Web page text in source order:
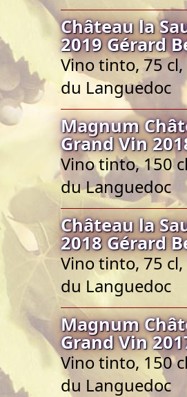
Château la
2019 Gérard
Vino tinto, 75
du Languedoc
Magnum
Grand Vin
Vino tinto, 150
du Languedoc
Château la
2018 Gérard
Vino tinto, 75
du Languedoc
Magnum
Grand Vin
Vino tinto, 150
du Languedoc